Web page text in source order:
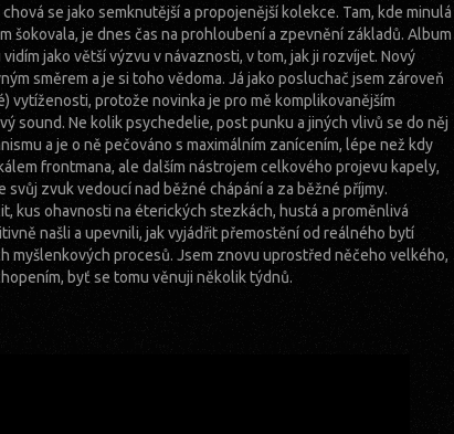
se jako semknutější a propojenější kolekce. Tam, kde minulá
šokovala, je dnes čas na prohloubení a zpevnění základů. Album
jako větší výzvu v návaznosti, v tom, jak ji rozvíjet. Nový
směrem a je si toho vědoma. Já jako posluchač jsem zároveň
vytíženosti, protože novinka je pro mě komplikovanějším
sound. Ne kolik psychedelie, post punku a jiných vlivů se do něj
a je o ně pečováno s maximálním zanícením, lépe než kdy
frontmana, ale dalším nástrojem celkového projevu kapely,
svůj zvuk vedoucí nad běžné chápání a za běžné příjmy.
kus ohavnosti na éterických stezkách, hustá a proměnlivá
našli a upevnili, jak vyjádřit přemostění od reálného bytí
myšlenkových procesů. Jsem znovu uprostřed něčeho velkého,
byť se tomu věnuji několik týdnů.